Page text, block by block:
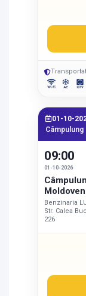
01-10-
09:00
01-10-2026
Benzinaria
Str. Calea
226